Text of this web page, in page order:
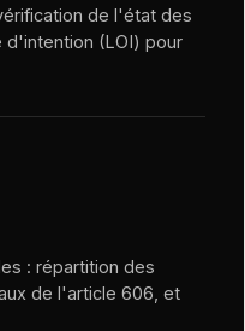
de l'état des
d'intention (LOI) pour
: répartition des
de l'article 606, et